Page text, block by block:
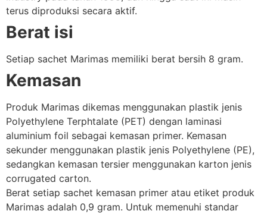
terus diproduksi secara aktif.
Berat isi
Setiap sachet Marimas memiliki berat bersih 8 gram.
Kemasan
Produk Marimas dikemas menggunakan plastik jenis
Polyethylene Terphtalate (PET) dengan laminasi
aluminium foil sebagai kemasan primer. Kemasan
sekunder menggunakan plastik jenis Polyethylene (PE),
sedangkan kemasan tersier menggunakan karton jenis
corrugated carton.
Berat setiap sachet kemasan primer atau etiket produk
Marimas adalah 0,9 gram. Untuk memenuhi standar